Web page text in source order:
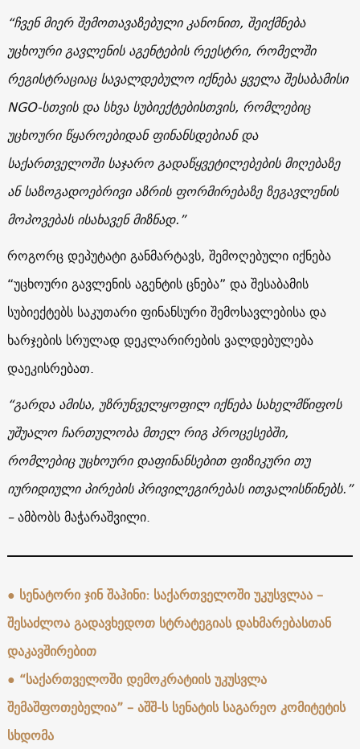
“ჩვენ მიერ შემოთავაზებული კანონით, შეიქმნება
უცხოური გავლენის აგენტების რეესტრი, რომელში
რეგისტრაციაც სავალდებულო იქნება ყველა შესაბამისი
NGO-სთვის და სხვა სუბიექტებისთვის, რომლებიც
უცხოური წყაროებიდან ფინანსდებიან და
საქართველოში საჯარო გადაწყვეტილებების მიღებაზე
ან საზოგადოებრივი აზრის ფორმირებაზე ზეგავლენის
მოპოვებას ისახავენ მიზნად.”
როგორც დეპუტატი განმარტავს, შემოღებული იქნება
“უცხოური გავლენის აგენტის ცნება” და შესაბამის
სუბიექტებს საკუთარი ფინანსური შემოსავლებისა და
ხარჯების სრულად დეკლარირების ვალდებულება
დაეკისრებათ.
“გარდა ამისა, უზრუნველყოფილ იქნება სახელმწიფოს
უშუალო ჩართულობა მთელ რიგ პროცესებში,
რომლებიც უცხოური დაფინანსებით ფიზიკური თუ
იურიდიული პირების პრივილეგირებას ითვალისწინებს.”
–ამბობს მაჭარაშვილი.
● სენატორი ჯინ შაჰინი: საქართველოში უკუსვლაა –
შესაძლოა გადავხედოთ სტრატეგიას დახმარებასთან
დაკავშირებით
● “საქართველოში დემოკრატიის უკუსვლა
შემაშფოთებელია” – აშშ-ს სენატის საგარეო კომიტეტის
სხდომა